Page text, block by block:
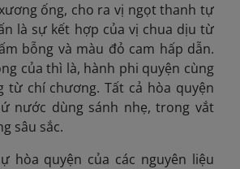
ống, cho ra vị ngọt thanh tự
là sự kết hợp của vị chua dịu từ
bỗng và màu đỏ cam hấp dẫn.
của thì là, hành phi quyện cùng
từ chí chương. Tất cả hòa quyện
nước dùng sánh nhẹ, trong vắt
sâu sắc.
hòa quyện của các nguyên liệu